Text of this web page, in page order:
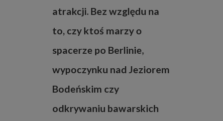
atrakcji. Bez względu na
to, czy ktoś marzy o
spacerze po Berlinie,
wypoczynku nad Jeziorem
Bodeńskim czy
odkrywaniu bawarskich